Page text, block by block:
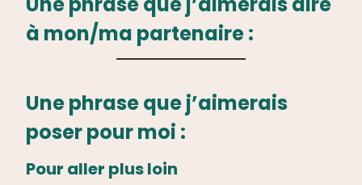
à mon/ma partenaire :
Une phrase que j’aimerais
poser pour moi :
Pour aller plus loin